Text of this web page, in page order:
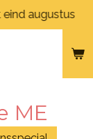
augustus
ME